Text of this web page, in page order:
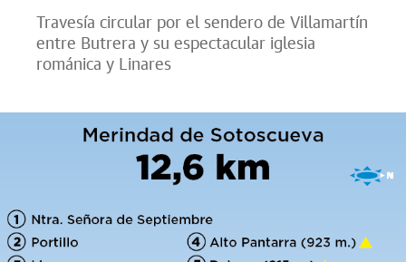
Travesía circular por el sendero de Villamartín
entre Butrera y su espectacular iglesia
románica y Linares